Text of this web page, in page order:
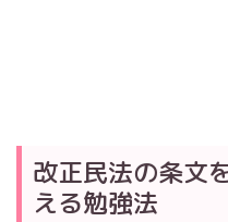
改正民法の条文
える勉強法